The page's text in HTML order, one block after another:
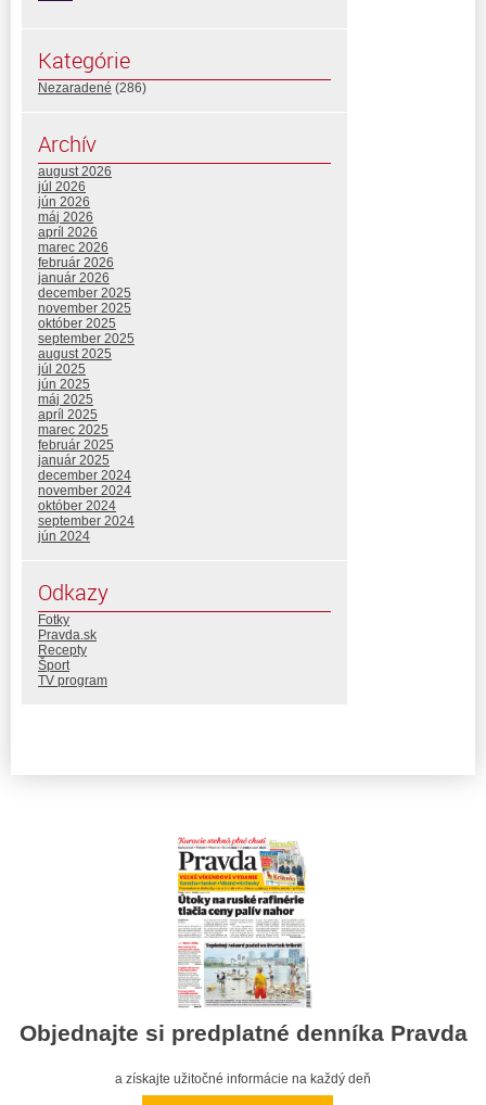
Kategórie
Nezaradené (286)
Archív
august 2026
júl 2026
jún 2026
máj 2026
apríl 2026
marec 2026
február 2026
január 2026
december 2025
november 2025
október 2025
september 2025
august 2025
júl 2025
jún 2025
máj 2025
apríl 2025
marec 2025
február 2025
január 2025
december 2024
november 2024
október 2024
september 2024
jún 2024
Odkazy
Fotky
Pravda.sk
Recepty
Šport
TV program
Objednajte si predplatné denníka Pravda
a získajte užitočné informácie na každý deň